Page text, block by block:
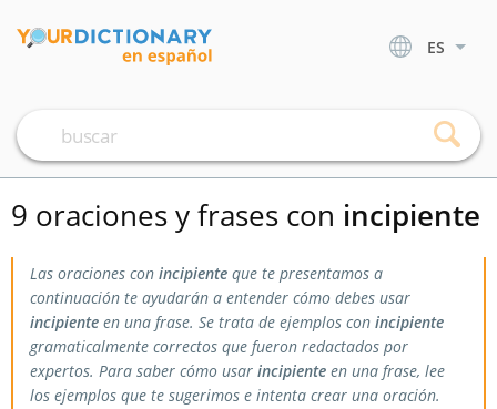
ES
9 oraciones y frases con incipiente
Las oraciones con incipiente que te presentamos a
continuación te ayudarán a entender cómo debes usar
incipiente en una frase. Se trata de ejemplos con incipiente
gramaticalmente correctos que fueron redactados por
expertos. Para saber cómo usar incipiente en una frase, lee
los ejemplos que te sugerimos e intenta crear una oración.